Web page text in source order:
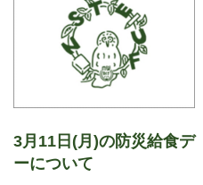
3月11日(月)の防災給食デ
ーについて